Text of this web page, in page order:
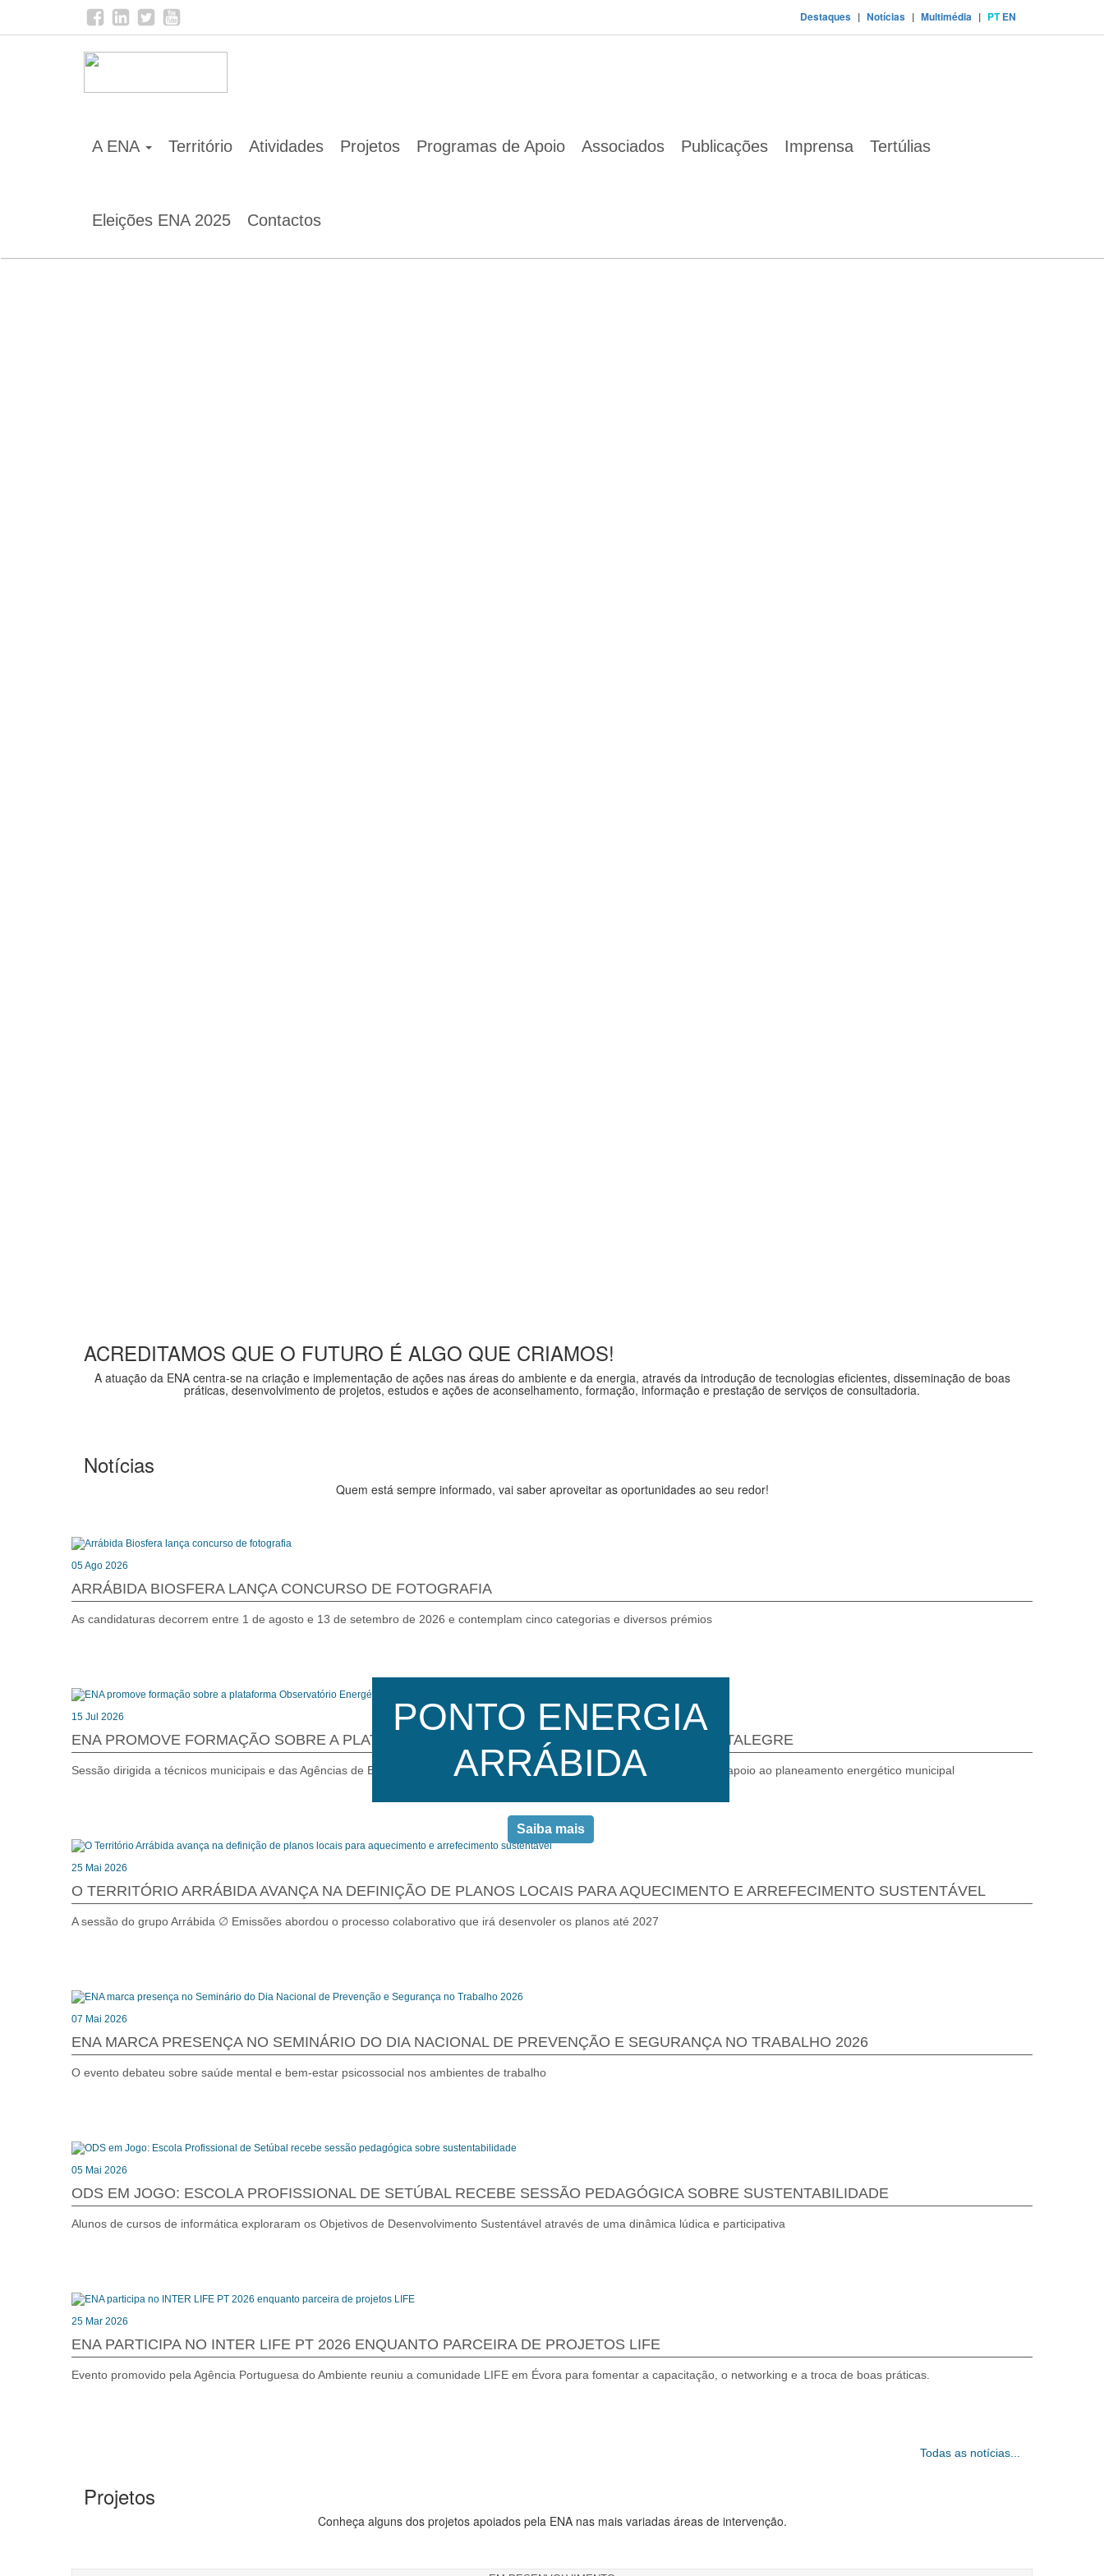
Destaques | Notícias | Multimédia | PT EN
A ENA Território Atividades Projetos Programas de Apoio Associados Publicações Imprensa Tertúlias
Eleições ENA 2025 Contactos
PONTO ENERGIA
ARRÁBIDA
Saiba mais
ACREDITAMOS QUE O FUTURO É ALGO QUE CRIAMOS!
A atuação da ENAcentra-se na criação e implementação de ações nas áreas do ambiente e da energia, através da introdução de tecnologias eficientes, disseminação de boas
práticas, desenvolvimento de projetos, estudos e ações de aconselhamento, formação, informação e prestação de serviços de consultadoria.
Notícias
Quem está sempre informado, vai saber aproveitar as oportunidades ao seu redor!
05 Ago 2026
ARRÁBIDA BIOSFERA LANÇA CONCURSO DE FOTOGRAFIA
As candidaturas decorrem entre 1 de agosto e 13 de setembro de 2026 e contemplam cinco categorias e diversos prémios
15 Jul 2026
ENA PROMOVE FORMAÇÃO SOBRE A PLATAFORMA OBSERVATÓRIO ENERGÉTICO EM PORTALEGRE
Sessão dirigida a técnicos municipais e das Agências de Energia e Ambiente apresentou as funcionalidades da plataforma de apoio ao planeamento energético municipal
25 Mai 2026
O TERRITÓRIO ARRÁBIDA AVANÇA NA DEFINIÇÃO DE PLANOS LOCAIS PARA AQUECIMENTO E ARREFECIMENTO SUSTENTÁVEL
A sessão do grupo Arrábida ∅ Emissões abordou o processo colaborativo que irá desenvoler os planos até 2027
07 Mai 2026
ENA MARCA PRESENÇA NO SEMINÁRIO DO DIA NACIONAL DE PREVENÇÃO E SEGURANÇA NO TRABALHO 2026
O evento debateu sobre saúde mental e bem-estar psicossocial nos ambientes de trabalho
05 Mai 2026
ODS EM JOGO: ESCOLA PROFISSIONAL DE SETÚBAL RECEBE SESSÃO PEDAGÓGICA SOBRE SUSTENTABILIDADE
Alunos de cursos de informática exploraram os Objetivos de Desenvolvimento Sustentável através de uma dinâmica lúdica e participativa
25 Mar 2026
ENA PARTICIPA NO INTER LIFE PT 2026 ENQUANTO PARCEIRA DE PROJETOS LIFE
Evento promovido pela Agência Portuguesa do Ambiente reuniu a comunidade LIFE em Évora para fomentar a capacitação, o networking e a troca de boas práticas.
Todas as notícias...
Projetos
Conheça alguns dos projetos apoiados pela ENAnas mais variadas áreas de intervenção.